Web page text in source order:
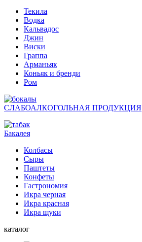
Текила
Водка
Кальвадос
Джин
Виски
Граппа
Арманьяк
Коньяк и бренди
Ром
СЛАБОАЛКОГОЛЬНАЯ ПРОДУКЦИЯ
Бакалея
Колбасы
Сыры
Паштеты
Конфеты
Гастрономия
Икра черная
Икра красная
Икра щуки
каталог